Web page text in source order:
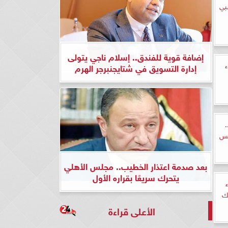
إضافة قوية للفندق.. إسلام ناجي يتولى
إدارة التسويق في شتايجنبرجر الهرم
بعد صدمة اعتذار الخطيب.. مجلس الأهلي
يتحرك سريعًا بقراره الأول
الأعلى قراءة